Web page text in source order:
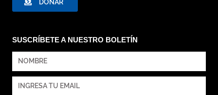
DONAR
SUSCRÍBETE A NUESTRO BOLETÍN